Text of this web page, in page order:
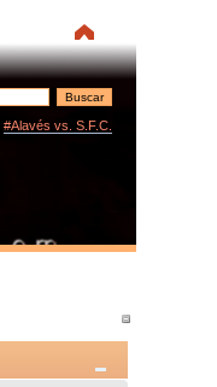
#Alavés vs. S.F.C.